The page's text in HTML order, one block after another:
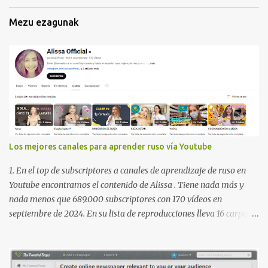
Mezu ezagunak
Los mejores canales para aprender ruso vía Youtube
1. En el top de subscriptores a canales de aprendizaje de ruso en
Youtube encontramos el contenido de Alissa . Tiene nada más y
nada menos que 689.000 subscriptores con 170 vídeos en
septiembre de 2024. En su lista de reproducciones lleva 16 carpetas
de Anastasia G . con 224.000 subscriptores y 97 vídeos en